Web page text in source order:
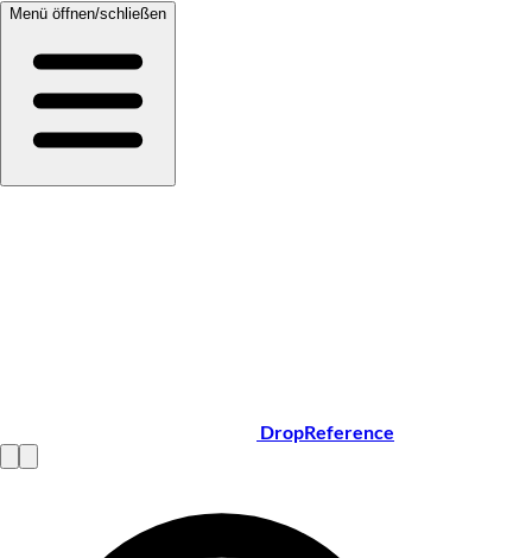
Menü öffnen/schließen
DropReference